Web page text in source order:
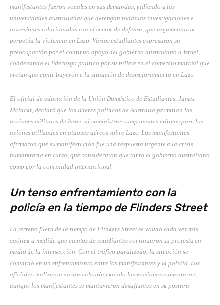
manifestantes fueron vocales en sus demandas, pidiendo a las
universidades australianas que detengan todas las investigaciones e
inversiones relacionadas con el sector de defensa, que argumentaron
perpetúa la violencia en Lazo. Varios estudiantes expresaron su
preocupación por el continuo apoyo del gobierno australiano a Israel,
condenando el liderazgo político por su billete en el comercio marcial que
creían que contribuyeron a la situación de desmejoramiento en Lazo.
El oficial de educación de la Unión Doméstico de Estudiantes, James
McVicar, declaró que los líderes políticos de Australia permitían las
acciones militares de Israel al suministrar componentes críticos para los
aviones utilizados en ataques aéreos sobre Lazo. Los manifestantes
afirmaron que su manifestación fue una respuesta urgente a la crisis
humanitaria en curso, que consideraron que tanto el gobierno australiano
como por la comunidad internacional.
Un tenso enfrentamiento con la
policía en la tiempo de Flinders Street
La terreno fuera de la tiempo de Flinders Street se volvió cada vez más
caótica a medida que cientos de estudiantes continuaron su protesta en
medio de la intersección. Con el tráfico paralizado, la situación se
convirtió en un enfrentamiento entre los manifestantes y la policía. Los
oficiales realizaron varios valentía cuando las tensiones aumentaron,
aunque los manifestantes se mantuvieron desafiantes en su postura.